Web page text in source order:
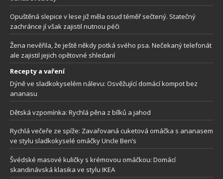
Opuštěná slepice v lese již měla osud téměř sečtený. Statečný
zachránce jí však zajistil nutnou péči
Žena nevěřila, že ještě někdy potká svého psa. Nečekaný telefonát
ale zajistil jejich opětovné shledaní
Recepty a vaření
Dýně ve sladkokyselém nálevu: Osvěžující domácí kompot bez
ananasu
Dětská vzpomínka: Rychlá pěna z bílků a jahod
Rychlá večeře ze spíže: Zavařovaná cuketová omáčka s ananasem
ve stylu sladkokyselé omáčky Uncle Ben’s
Švédské masové kuličky s krémovou omáčkou: Domácí
skandinávská klasika ve stylu IKEA